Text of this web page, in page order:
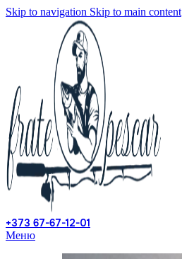
Skip to navigation Skip to main content
+373 67-67-12-01
Меню